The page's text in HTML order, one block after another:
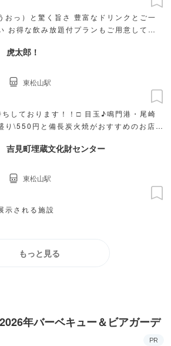
おっ）と驚く旨さ 豊富なドリンクとご一
お得な飲み放題付プランもご用意してま
虎太郎！
しております！！□ 目玉♪鳴門港・尾崎
り\550円と備長炭火焼がおすすめのお店。
東松山駅
吉見町埋蔵文化財センター
示される施設
東松山駅
もっと見る
年バーベキュー＆ビアガーデ
PR